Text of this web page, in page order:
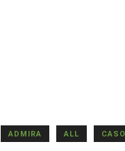
ADMIRA ALL